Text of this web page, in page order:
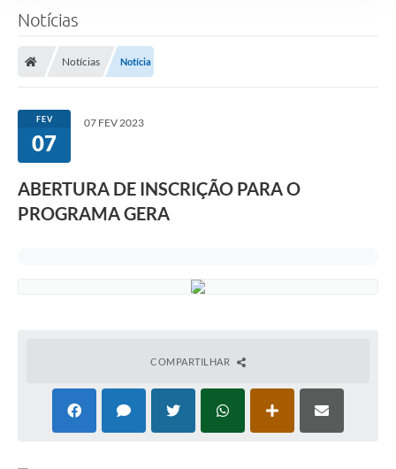
Notícias
Notícias Notícia
FEV
07
07 FEV 2023
ABERTURA DE INSCRIÇÃO PARA O
PROGRAMA GERA
COMPARTILHAR